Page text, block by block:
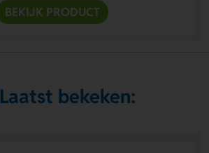
BEKIJK PRODUCT
Laatst bekeken: